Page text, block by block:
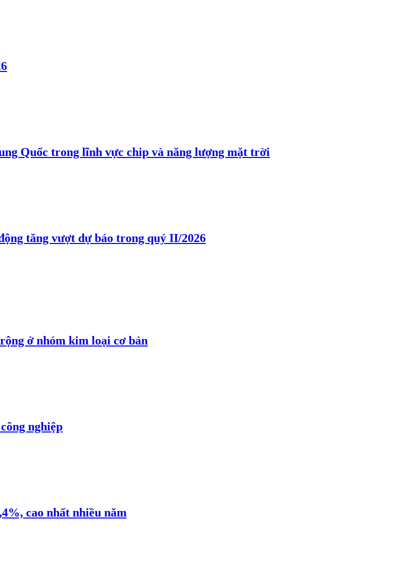
Quốc trong lĩnh vực chip và năng lượng mặt trời
tăng vượt dự báo trong quý II/2026
ở nhóm kim loại cơ bản
nghiệp
cao nhất nhiều năm